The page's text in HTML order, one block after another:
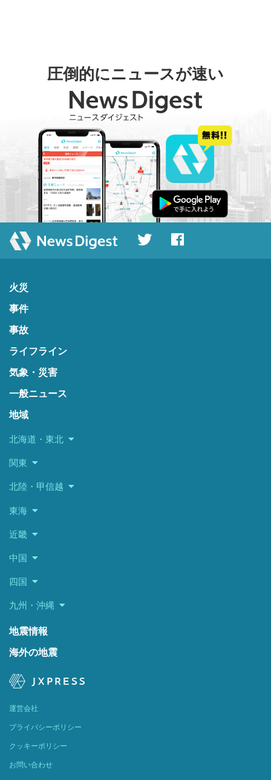
圧倒的にニュースが速い
火災
事件
事故
ライフライン
気象・災害
一般ニュース
地域
北海道・東北
関東
北陸・甲信越
東海
近畿
中国
四国
九州・沖縄
地震情報
海外の地震
運営会社
プライバシーポリシー
クッキーポリシー
お問い合わせ